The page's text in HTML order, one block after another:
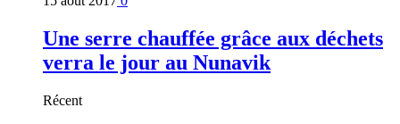
Une serre chauffée grâce aux déchets
verra le jour au Nunavik
Récent